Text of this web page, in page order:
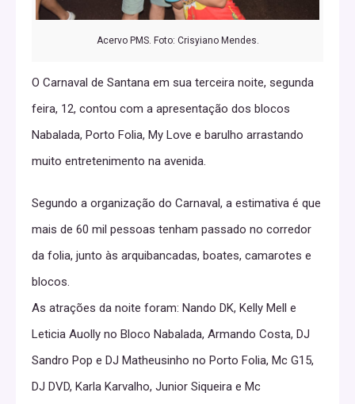
Acervo PMS. Foto: Crisyiano Mendes.
O Carnaval de Santana em sua terceira noite, segunda
feira, 12, contou com a apresentação dos blocos
Nabalada, Porto Folia, My Love e barulho arrastando
muito entretenimento na avenida.
Segundo a organização do Carnaval, a estimativa é que
mais de 60 mil pessoas tenham passado no corredor
da folia, junto às arquibancadas, boates, camarotes e
blocos.
As atrações da noite foram: Nando DK, Kelly Mell e
Leticia Auolly no Bloco Nabalada, Armando Costa, DJ
Sandro Pop e DJ Matheusinho no Porto Folia, Mc G15,
DJ DVD, Karla Karvalho, Junior Siqueira e Mc